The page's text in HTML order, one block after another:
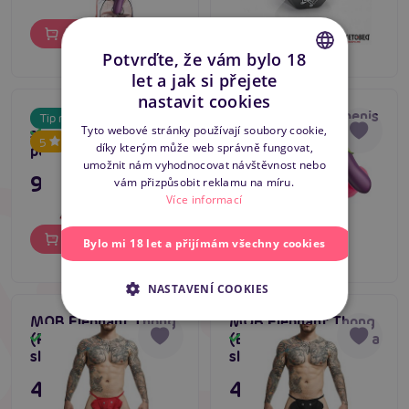
Do košíku Do košíku
Tip na dárek
5
Albi Hříšné kostky,
sexy hrací kostky pro
páry a skupiny
Skladem
99 Kč
Do košíku
Papuče 779849 penis
Skladem
299 Kč
Do košíku
MOB Elephant Thong
(Red), pánská tanga
slon
Skladem
449 Kč
MOB Elephant Thong
(Black), pánská tanga
slon
Skladem
449 Kč
ENGLISH
Potvrďte, že vám bylo 18
let a jak si přejete
nastavit cookies
Tyto webové stránky používají soubory cookie,
díky kterým může web správně fungovat,
umožnit nám vyhodnocovat návštěvnost nebo
vám přizpůsobit reklamu na míru.
Více informací
Bylo mi 18 let a přijímám všechny cookies
NASTAVENÍ COOKIES